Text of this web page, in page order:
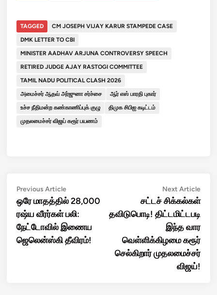
TAGGED
CM JOSEPH VIJAY KARUR STAMPEDE CASE
DMK LETTER TO CBI
MINISTER AADHAV ARJUNA CONTROVERSY SPEECH
RETIRED JUDGE AJAY RASTOGI COMMITTEE
TAMIL NADU POLITICAL CLASH 2026
அமைச்சர் ஆதவ் அர்ஜுனா சர்ச்சை
ஆர் எஸ் பாரதி புகார்
உச்ச நீதிமன்ற கண்காணிப்புக் குழு
திமுக சிபிஐ கடிட்டம்
முதலமைச்சர் விஜய் கரூர் பயணம்
Post
navigation
Previous ArticlePrevious
article:
ஒரே மாதத்தில் 28,000
ரஷ்ய வீரர்கள் பலி:
நேட்டோவில் இணைய
ஜெலென்ஸ்கி தீவிரம்!
Next ArticleNext
சட்டச் சிக்கல்கள்
தவிடுபொடி! திட்டமிட்டபடி
இந்த வார
வெள்ளிக்கிழமை கரூர்
செல்கிறார் முதலமைச்சர்
விஜய்!